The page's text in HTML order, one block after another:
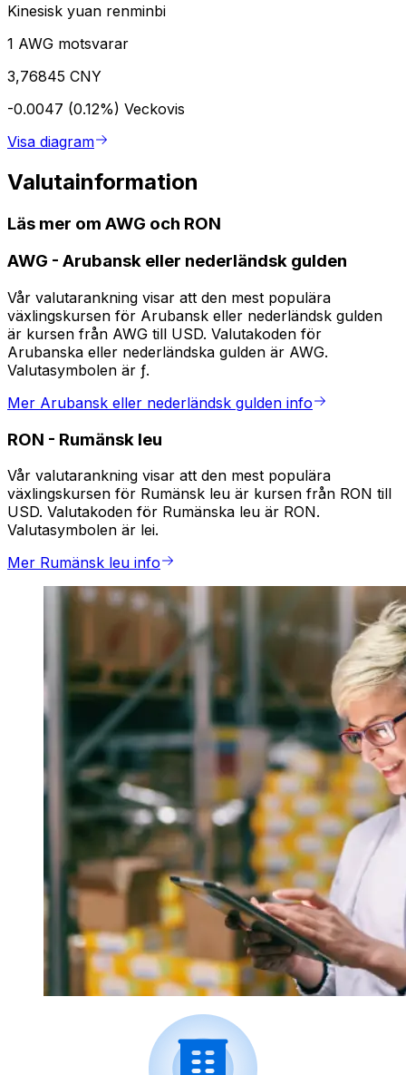
Kinesisk yuan renminbi
1 AWG motsvarar
3,76845 CNY
-0.0047 (0.12%) Veckovis
Visa diagram
Valutainformation
Läs mer om AWG och RON
AWG - Arubansk eller nederländsk gulden
Vår valutarankning visar att den mest populära
växlingskursen för Arubansk eller nederländsk gulden
är kursen från AWG till USD. Valutakoden för
Arubanska eller nederländska gulden är AWG.
Valutasymbolen är ƒ.
Mer Arubansk eller nederländsk gulden info
RON - Rumänsk leu
Vår valutarankning visar att den mest populära
växlingskursen för Rumänsk leu är kursen från RON till
USD. Valutakoden för Rumänska leu är RON.
Valutasymbolen är lei.
Mer Rumänsk leu info